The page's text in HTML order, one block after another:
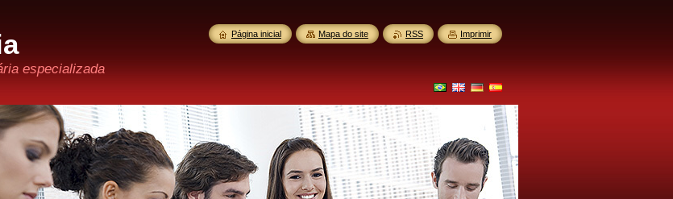
especializada
Página inicial Mapa do site RSS Imprimir